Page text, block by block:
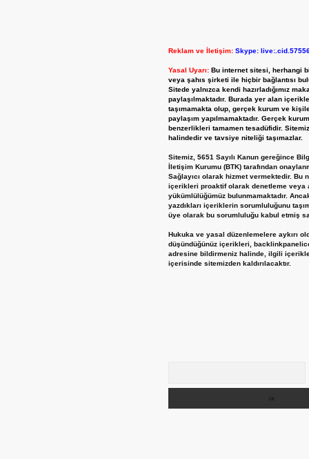
Reklam ve İletişim: Skype:
Yasal Uyarı: Bu internet sitesi, herhangi
veya şahıs şirketi ile hiçbir bağlantısı
Sitede yalnızca kendi hazırladığımız
paylaşılmaktadır. Burada yer alan
taşımamakta olup, gerçek kurum ve
paylaşım yapılmamaktadır. Gerçek
benzerlikleri tamamen tesadüfidir.
halindedir ve tavsiye niteliği taşımazlar.
Sitemiz, 5651 Sayılı Kanun gereğince
İletişim Kurumu (BTK) tarafından
Sağlayıcı olarak hizmet vermektedir. Bu
içerikleri proaktif olarak denetleme veya
yükümlülüğümüz bulunmamaktadır.
yazdıkları içeriklerin sorumluluğunu
üye olarak bu sorumluluğu kabul etmiş
Hukuka ve yasal düzenlemelere aykırı
düşündüğünüz içerikleri,
adresine bildirmeniz halinde, ilgili
içerisinde sitemizden kaldırılacaktır.